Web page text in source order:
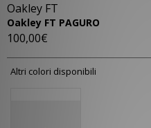
Oakley FT
Oakley FT PAGURO
100,00€
Altri colori disponibili